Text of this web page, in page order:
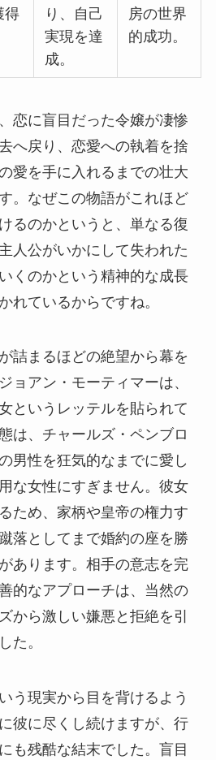
得
り、自己
実現を達
成。
房の世界
的成功。
恋に盲目だった令嬢が凄惨
へ戻り、恋愛への執着を捨
愛を手に入れるまでの壮大
。なぜこの物語がこれほど
るのかというと、単なる復
人公がいかにして失われた
くのかという精神的な成長
れているからですね。
詰まるほどの絶望から幕を
ョアン・モーティマーは、
というレッテルを貼られて
は、チャールズ・ペンブロ
男性を狂気的なまでに愛し
な女性にすぎません。彼女
ため、家柄や皇帝の権力す
落としてまで婚約の座を勝
あります。相手の意志を完
的なアプローチは、当然の
から激しい嫌悪と拒絶を引
た。
う現実から目を背けるよう
彼に尽くし続けますが、行
も残酷な結末でした。盲目